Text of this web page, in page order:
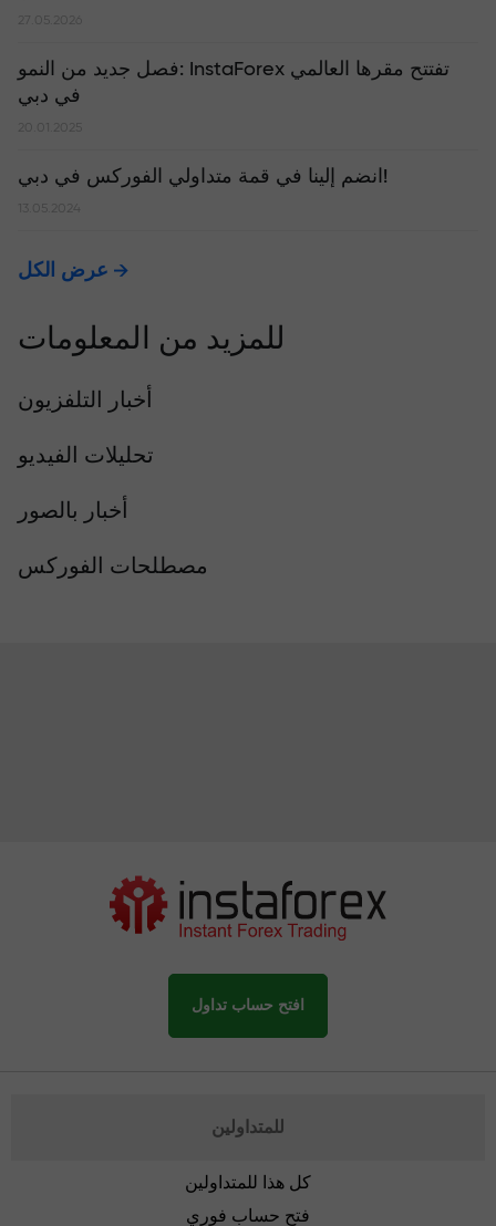
27.05.2026
​فصل جديد من النمو: InstaForex تفتتح مقرها العالمي
في دبي
20.01.2025
انضم إلينا في قمة متداولي الفوركس في دبي!
13.05.2024
عرض الكل
للمزيد من المعلومات
أخبار التلفزيون
تحليلات الفيديو
أخبار بالصور
مصطلحات الفوركس
افتح حساب تداول
للمتداولين
كل هذا للمتداولين
فتح حساب فوري